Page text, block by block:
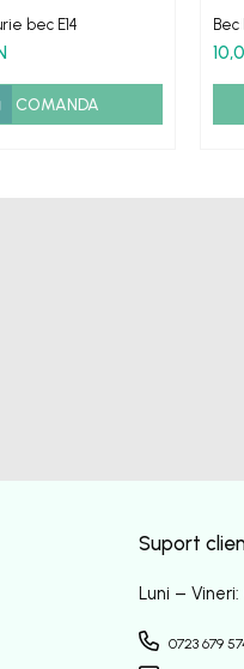
bec E14
COMANDA
Suport
Luni –
0723 679